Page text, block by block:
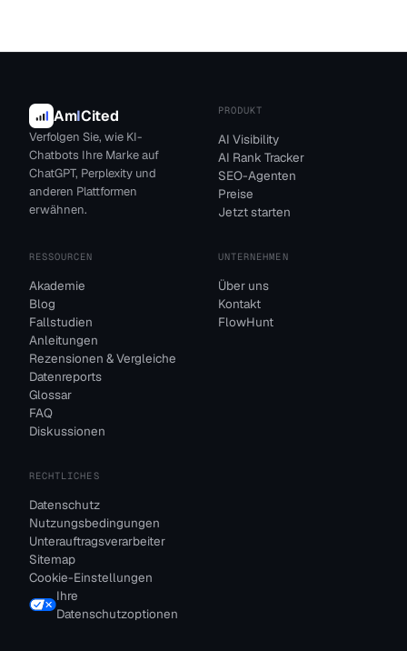
AmICited
Verfolgen Sie, wie KI-
Chatbots Ihre Marke auf
ChatGPT, Perplexity und
anderen Plattformen
erwähnen.
PRODUKT
AI Visibility
AI Rank Tracker
SEO-Agenten
Preise
Jetzt starten
RESSOURCEN
Akademie
Blog
Fallstudien
Anleitungen
Rezensionen & Vergleiche
Datenreports
Glossar
FAQ
Diskussionen
UNTERNEHMEN
Über uns
Kontakt
FlowHunt
RECHTLICHES
Datenschutz
Nutzungsbedingungen
Unterauftragsverarbeiter
Sitemap
Cookie-Einstellungen
Ihre
Datenschutzoptionen